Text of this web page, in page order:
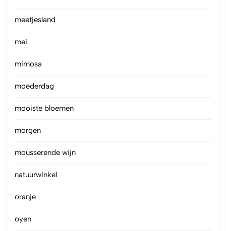
meetjesland
mei
mimosa
moederdag
mooiste bloemen
morgen
mousserende wijn
natuurwinkel
oranje
oyen